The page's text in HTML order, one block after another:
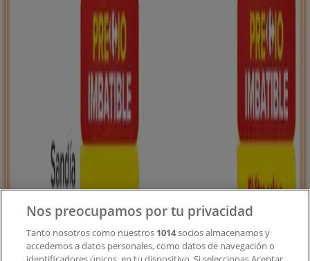
Tiendeo forma parte de Shopfully, la empresa
tecnológica que está reinventando las compras locales
en todo el mundo.
¿Qué hacemos?
Soluciones para empresas
Noticias y prensa
Trabaja con nosotros
Contacto
Nos preocupamos por tu privacidad
Tanto nosotros como nuestros 1014socios almacenamos y
accedemos a datos personales, como datos de navegación o